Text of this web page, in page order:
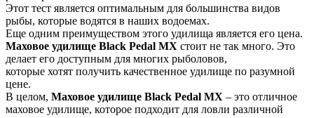
Этот тест является оптимальным для большинства видов
рыбы, которые водятся в наших водоемах.
Еще одним преимуществом этого удилища является его цена.
Маховое удилище Black Pedal MX стоит не так много. Это
делает его доступным для многих рыболовов,
которые хотят получить качественное удилище по разумной
цене.
В целом, Маховое удилище Black Pedal MX – это отличное
маховое удилище, которое подходит для ловли различной